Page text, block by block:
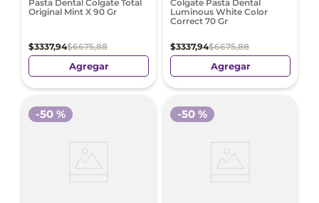
Pasta Dental Colgate Total
Original Mint X 90 Gr
$3337,94$6675,88
Agregar
Colgate Pasta Dental
Luminous White Color
Correct 70 Gr
$3337,94$6675,88
Agregar
-50 % -50 %